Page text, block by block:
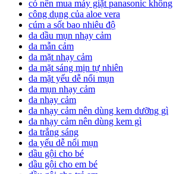
có nên mua máy giặt panasonic không
công dụng của aloe vera
cúm a sốt bao nhiêu độ
da dầu mụn nhạy cảm
da mẫn cảm
da mặt nhạy cảm
da mặt sáng mịn tự nhiên
da mặt yếu dễ nổi mụn
da mụn nhạy cảm
da nhạy cảm
da nhạy cảm nên dùng kem dưỡng gì
da nhạy cảm nên dùng kem gì
da trắng sáng
da yếu dễ nổi mụn
dầu gội cho bé
dầu gội cho em bé